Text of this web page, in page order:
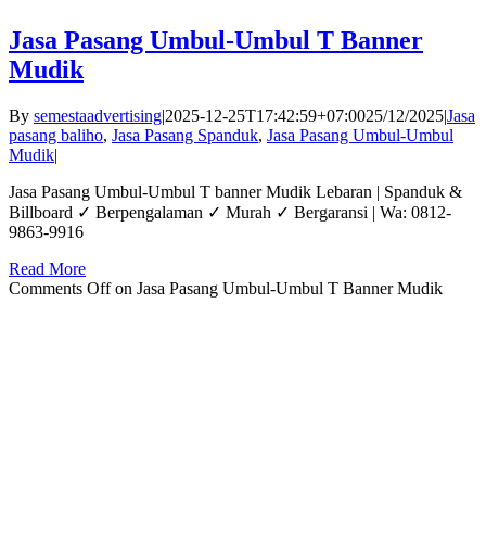
Jasa Pasang Umbul-Umbul T Banner
Mudik
By semestaadvertising|2025-12-25T17:42:59+07:0025/12/2025|Jasa
pasang baliho, Jasa Pasang Spanduk, Jasa Pasang Umbul-Umbul
Mudik|
Jasa Pasang Umbul-Umbul T banner Mudik Lebaran | Spanduk &
Billboard ✓ Berpengalaman ✓ Murah ✓ Bergaransi | Wa: 0812-
9863-9916
Read More
Comments Offon Jasa Pasang Umbul-Umbul T Banner Mudik